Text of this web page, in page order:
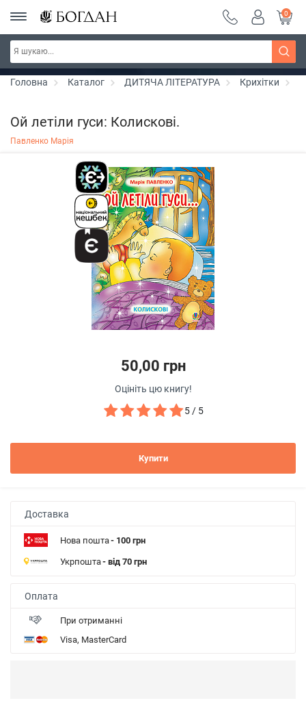
РОЗПРОДАЖ ~ 150 грн ~ 200 грн ~ 250 грн ~
300 грн ~ РОЗПРОДАЖ
Дізнатись більше
0
Головна Каталог ДИТЯЧА ЛІТЕРАТУРА Крихітки
Ой летіли гуси: Колискові.
Павленко Марія
50,00 грн
Оцініть цю книгу!
5 / 5
Купити
Доставка
Нова пошта- 100 грн
Укрпошта- від 70 грн
Оплата
При отриманні
Visa, MasterCard